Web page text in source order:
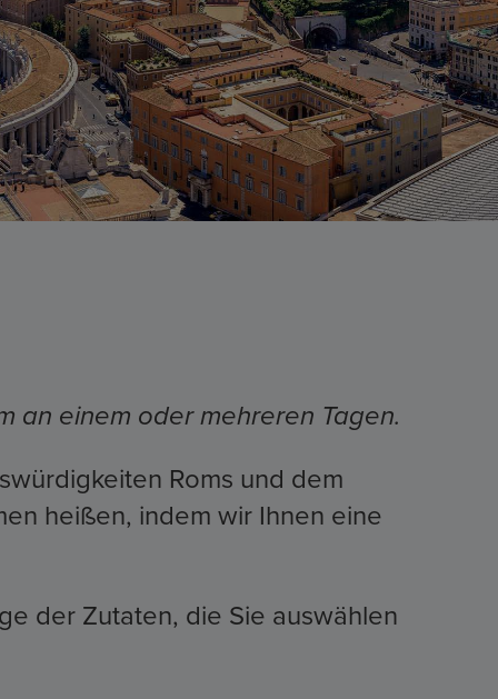
an einem oder mehreren Tagen.
Roms und dem
heißen, indem wir Ihnen eine
der Zutaten, die Sie auswählen